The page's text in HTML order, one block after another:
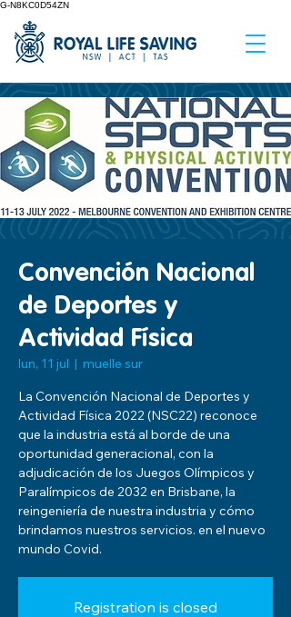
G-N8KC0D54ZN
Convención Nacional
de Deportes y
Actividad Física
lun, 11 jul
  |
muelle sur
La Convención Nacional de Deportes y
Actividad Física 2022 (NSC22) reconoce
que la industria está al borde de una
oportunidad generacional, con la
adjudicación de los Juegos Olímpicos y
Paralímpicos de 2032 en Brisbane, la
reingeniería de nuestra industria y cómo
brindamos nuestros servicios. en el nuevo
mundo Covid.
Registration is closed